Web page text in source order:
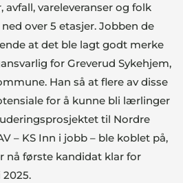
vareleveranser og folk
over 5 etasjer. Jobben de
at det ble lagt godt merke
for Greverud Sykehjem,
Han så at flere av disse
for å kunne bli lærlinger
til Nordre
– KS Inn i jobb – ble koblet på,
nå første kandidat klar for